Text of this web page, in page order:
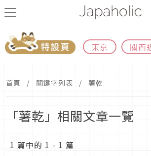
東京 關西
首頁 關鍵字列表 薯乾
「薯乾」相關文章一覽
1 篇中的 1 - 1 篇